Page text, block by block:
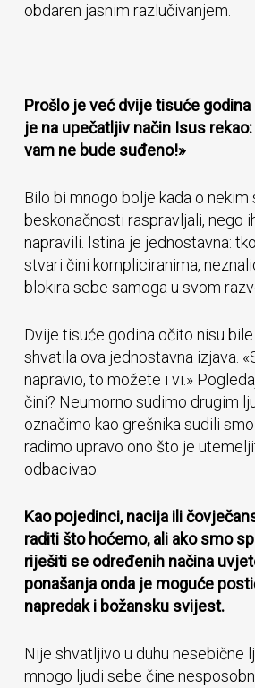
obdaren jasnim razlučivanjem.
Prošlo je već dvije tisuće godina
je na upečatljiv način Isus
vam ne bude suđeno!»
Bilo bi mnogo bolje kada o nekim
beskonačnosti raspravljali, nego
napravili. Istina je jednostavna:
stvari čini kompliciranima,
blokira sebe samoga u svom
Dvije tisuće godina očito nisu
shvatila ova jednostavna izjava.
napravio, to možete i vi.»
čini? Neumorno sudimo drugim
označimo kao grešnika sudili
radimo upravo ono što je
odbacivao.
Kao pojedinci, nacija ili
raditi što hoćemo, ali ako smo
riješiti se određenih načina
ponašanja onda je moguće
napredak i božansku svijest.
Nije shvatljivo u duhu nesebične
mnogo ljudi sebe čine